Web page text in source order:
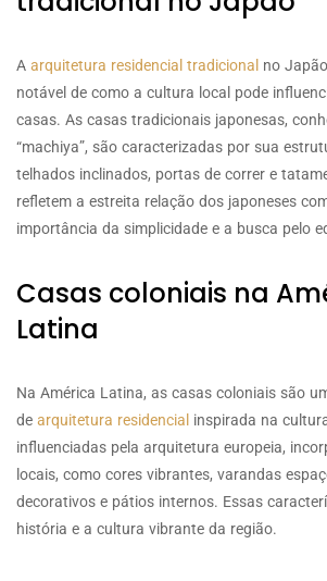
A arquitetura residencial tradicional no
notável de como a cultura local pode
casas. As casas tradicionais japonesas,
“machiya”, são caracterizadas por sua
telhados inclinados, portas de correr e
refletem a estreita relação dos japoneses
importância da simplicidade e a busca pelo
Casas coloniais na
Latina
Na América Latina, as casas coloniais são
de arquitetura residencial inspirada na
influenciadas pela arquitetura europeia,
locais, como cores vibrantes, varandas
decorativos e pátios internos. Essas
história e a cultura vibrante da região.